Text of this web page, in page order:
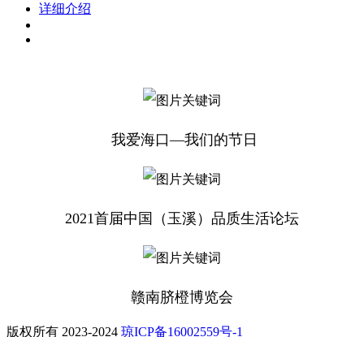
详细介绍
我爱海口—我们的节日
2021首届中国（玉溪）品质生活论坛
赣南脐橙博览会
版权所有 2023-2024 琼ICP备16002559号-1